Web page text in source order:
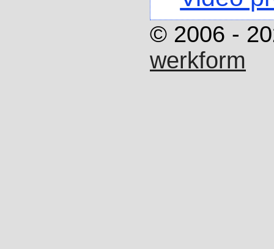
© 2006 -
werkform